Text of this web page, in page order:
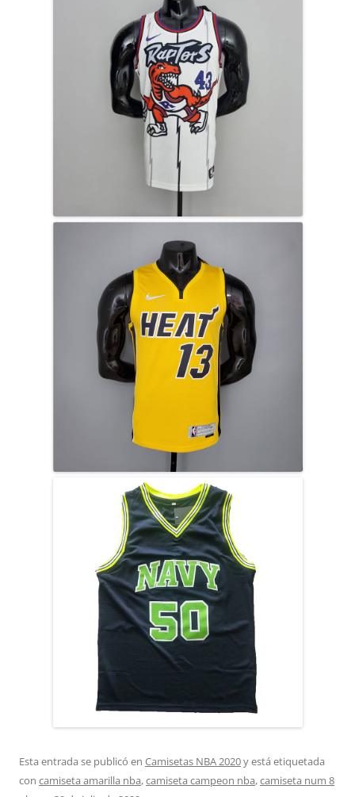
Esta entrada se publicó en Camisetas NBA 2020y está etiquetada
con camiseta amarilla nba,camiseta campeon nba,camiseta num 8